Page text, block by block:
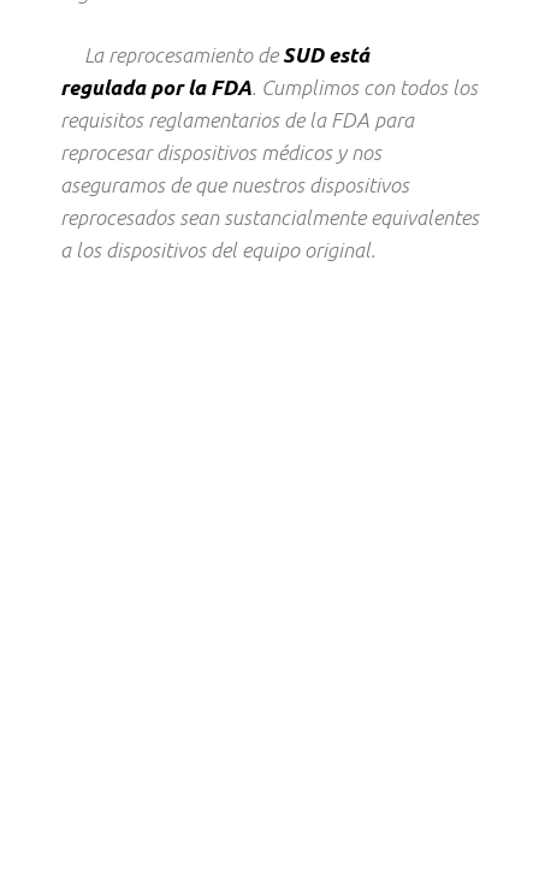
La reprocesamiento deSUD está
regulada por la FDA. Cumplimos con todos los
requisitos reglamentarios de la FDA para
reprocesar dispositivos médicos y nos
aseguramos de que nuestros dispositivos
reprocesados ​​sean sustancialmente equivalentes
a los dispositivos del equipo original.